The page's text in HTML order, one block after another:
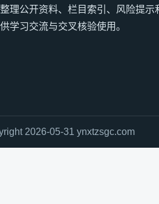
理公开资料、栏目索引、风险提示
学习交流与交叉核验使用。
2026-05-31 ynxtzsgc.com